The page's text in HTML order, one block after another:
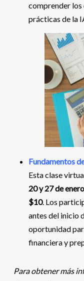
comprender los
prácticas de la
Fundamentos
Esta clase
20 y 27 de enero
$10. Los
antes del inicio
oportunidad
financiera y
Para obtener más